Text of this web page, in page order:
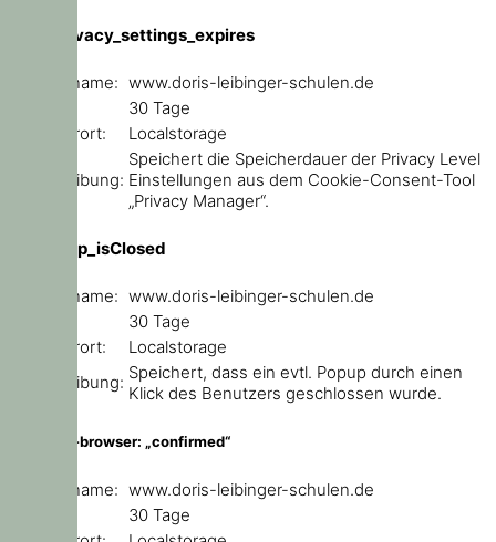
user_privacy_settings_expires
Domainname: www.doris-leibinger-schulen.de
30 Tage
Speicherort:
Localstorage
Beschreibung:
Speichert die Speicherdauer der Privacy Level
Einstellungen aus dem Cookie-Consent-Tool
„Privacy Manager“.
ce_popup_isClosed
Domainname: www.doris-leibinger-schulen.de
30 Tage
Speicherort:
Localstorage
Beschreibung: Speichert, dass ein evtl. Popup durch einen
Klick des Benutzers geschlossen wurde.
outdated-browser: „confirmed“
Domainname: www.doris-leibinger-schulen.de
30 Tage